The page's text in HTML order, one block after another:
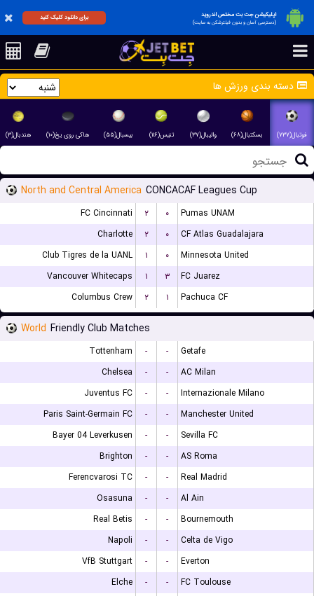
اپلیکیشن جت بت مختص اندروید
(دسترسی آسان و بدون فیلترشکن به سایت)
برای دانلود کلیک کنید
دسته بندی ورزش ها
فوتبال(۷۳۷) بسکتبال(۶۸) والیبال(۳۷) تنیس(۱۱۶) بیسبال(۵۵) هاکی روی یخ(۱۰) هندبال(۳)
North and Central America CONCACAF Leagues Cup
FC Cincinnati ۲ ۰
Pumas UNAM
Charlotte
۲ ۰
CF Atlas Guadalajara
Club Tigres de la UANL
۱ ۰
Minnesota United
Vancouver Whitecaps
۱ ۳
FC Juarez
Columbus Crew
۲ ۱ Pachuca CF
World Friendly Club Matches
Tottenham - -
Getafe
Chelsea
- -
AC Milan
Juventus FC
- -
Internazionale Milano
Paris Saint-Germain FC
- -
Manchester United
Bayer 04 Leverkusen
- -
Sevilla FC
Brighton
- -
AS Roma
Ferencvarosi TC
- -
Real Madrid
Osasuna
- -
Al Ain
Real Betis
- -
Bournemouth
Napoli
- -
Celta de Vigo
VfB Stuttgart
- -
Everton
Elche
- -
FC Toulouse